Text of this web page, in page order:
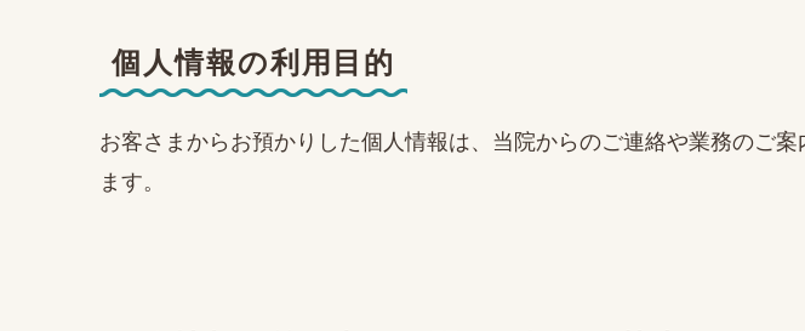
個人情報の利用目的
お客さまからお預かりした個人情報は、当院からのご連絡や業務のご
ます。